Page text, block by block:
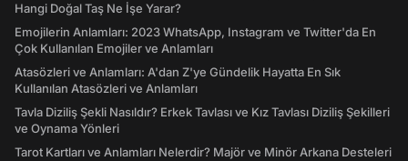
Hangi Doğal Taş Ne İşe Yarar?
Emojilerin Anlamları: 2023 WhatsApp, Instagram ve Twitter'da En
Çok Kullanılan Emojiler ve Anlamları
Atasözleri ve Anlamları: A'dan Z'ye Gündelik Hayatta En Sık
Kullanılan Atasözleri ve Anlamları
Tavla Diziliş Şekli Nasıldır? Erkek Tavlası ve Kız Tavlası Diziliş Şekilleri
ve Oynama Yönleri
Tarot Kartları ve Anlamları Nelerdir? Majör ve Minör Arkana Desteleri